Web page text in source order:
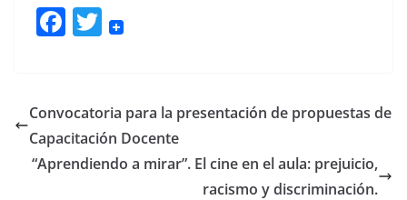
F
b
o
o
T
er
Convocatoria para la presentación de propuestas de
Capacitación Docente
“Aprendiendo a mirar”. El cine en el aula: prejuicio,
racismo y discriminación.